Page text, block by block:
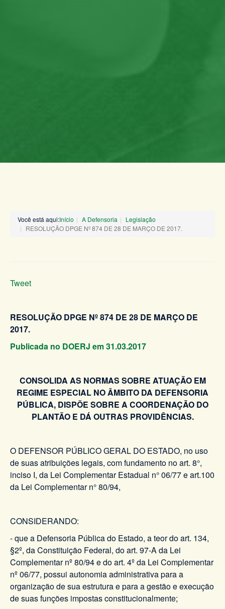
Você está aqui:Início A Defensoria
Legislação
RESOLUÇÃO DPGE Nº 874 DE 28 DE MARÇO DE 2017.
Tweet
RESOLUÇÃO DPGE Nº 874 DE 28 DE MARÇO DE
2017.
Publicada no DOERJ em 31.03.2017
CONSOLIDA AS NORMAS SOBRE ATUAÇÃO EM
REGIME ESPECIAL NO ÂMBITO DA DEFENSORIA
PÚBLICA, DISPÕE SOBRE A COORDENAÇÃO DO
PLANTÃO E DÁ OUTRAS PROVIDÊNCIAS.
O DEFENSOR PÚBLICO GERAL DO ESTADO, no uso
de suas atribuições legais, com fundamento no art. 8°,
inciso I, da Lei Complementar Estadual n° 06/77 e art.100
da Lei Complementar n° 80/94,
CONSIDERANDO:
- que a Defensoria Pública do Estado, a teor do art. 134,
§2º, da Constituição Federal, do art. 97-A da Lei
Complementar nº 80/94 e do art. 4º da Lei Complementar
nº 06/77, possui autonomia administrativa para a
organização de sua estrutura e para a gestão e execução
de suas funções impostas constitucionalmente;